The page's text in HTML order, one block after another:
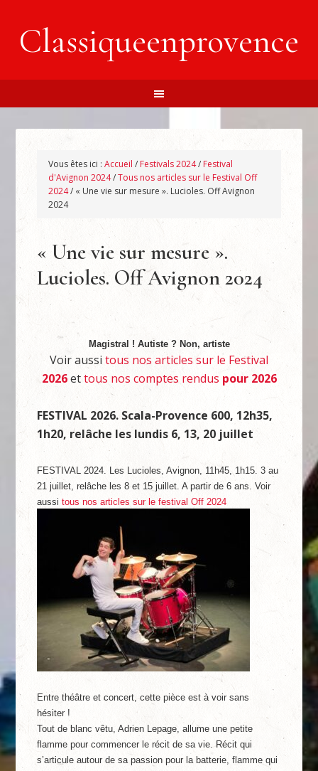
Classiqueenprovence
Vous êtes ici :Accueil / Festivals 2024/ Festival
d'Avignon 2024/Tous nos articles sur le Festival Off
2024/ « Une vie sur mesure ». Lucioles. Off Avignon
2024
« Une vie sur mesure ».
Lucioles. Off Avignon 2024
Magistral ! Autiste ? Non, artiste
Voir aussitous nos articles sur le Festival
2026ettous nos comptes rendus pour 2026
FESTIVAL 2026. Scala-Provence 600, 12h35,
1h20, relâche les lundis 6, 13, 20 juillet
FESTIVAL 2024. Les Lucioles, Avignon, 11h45, 1h15. 3 au
21 juillet, relâche les 8 et 15 juillet. A partir de 6 ans. Voir
aussitous nos articles sur le festival Off 2024
Entre théâtre et concert, cette pièce est à voir sans
hésiter !
Tout de blanc vêtu, Adrien Lepage, allume une petite
flamme pour commencer le récit de sa vie. Récit qui
s’articule autour de sa passion pour la batterie, flamme qui